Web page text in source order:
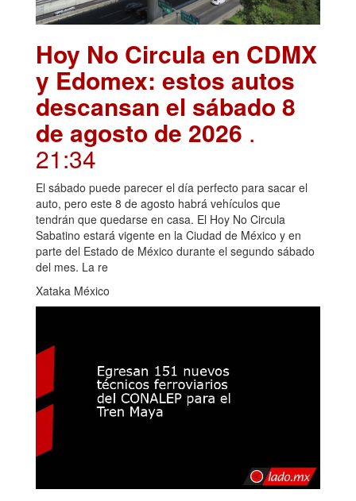
Hoy No Circula en CDMX
y Edomex: estos autos
descansan el sábado 8
de agosto de 2026 .
21:34
El sábado puede parecer el día perfecto para sacar el
auto, pero este 8 de agosto habrá vehículos que
tendrán que quedarse en casa. El Hoy No Circula
Sabatino estará vigente en la Ciudad de México y en
parte del Estado de México durante el segundo sábado
del mes. La re
Xataka México